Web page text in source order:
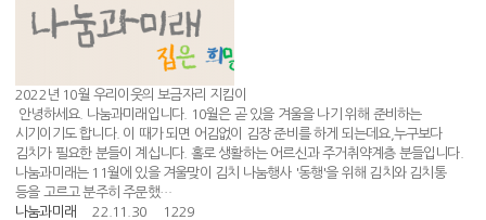
2022년 10월 우리이웃의 보금자리 지킴이
안녕하세요. 나눔과미래입니다. 10월은 곧 있을 겨울을 나기 위해 준비하는
시기이기도 합니다. 이 때가 되면 어김없이 김장 준비를 하게 되는데요,누구보다
김치가 필요한 분들이 계십니다. 홀로 생활하는 어르신과 주거취약계층 분들입니다.
나눔과미래는 11월에 있을 겨울맞이 김치 나눔행사 '동행'을 위해 김치와 김치통
등을 고르고 분주히 주문했…
나눔과미래
22.11.30 1229